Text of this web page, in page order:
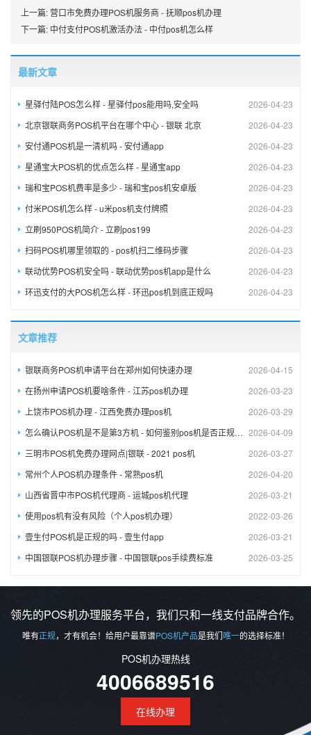
上一篇:营口市免费办理POS机服务商 - 抚顺pos机办理
下一篇: 中付支付POS机激活办法 - 中付pos机怎么样
最新文章
2026-04-23
星驿付陆POS怎么样 - 星驿付pos能用吗,安全吗
2026-04-23
北京银联商务POS机平台在哪个中心 - 银联 北京
2026-04-23
安付通POS机是一清机吗 - 安付通app
2026-04-23
星通宝大POS机的优点怎么样 - 星通宝app
2026-04-23
瑞和宝POS机费率是多少 - 瑞和宝pos机安卓版
2026-04-23
付米POS机怎么样 - u米pos机支付牌照
2026-04-23
立刷950POS机简介 - 立刷pos199
2026-04-23
扫码POS机哪里领取的 - pos机扫二维码步骤
2026-04-23
联动优势POS机安全吗 - 联动优势pos机app是什么
2026-04-23
环迅支付的大POS机怎么样 - 环迅pos机到底正规吗
文章推荐
2026-04-15
银联商务POS机申请平台在郑州如何快速办理
2026-03-23
在扬州申请POS机要啥条件 - 江苏pos机办理
2026-03-29
上饶市POS机办理 - 江西免费办理pos机
2026-04-09
怎么确认POS机是不是第3方机 - 如何鉴别pos机是否正规渠道?
2026-03-27
三明市POS机免费办理网​点|银联 - 2021 pos机
2026-04-20
常州个人POS机办理条件 - 常熟pos机
2026-03-21
山西省晋中市POS机代理商 - 运城pos机代理
2022-03-26
使用pos机有没有风险（个人pos机办理）
2026-03-21
壹生付POS机是正规的吗 - 壹生付app
2026-03-25
中国银联POS机办理步骤 - 中国银联pos手续费标准
领先的POS机办理服务平台，我们只和一线支付品牌合作。
唯有正规，才有机会！给用户最靠谱POS机产品是我们唯一的选择标准！
POS机办理热线
4006689516
在线办理